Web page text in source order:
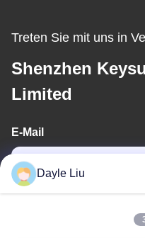
Treten Sie mit uns in
Shenzhen
Limited
E-Mail
Dayle Liu